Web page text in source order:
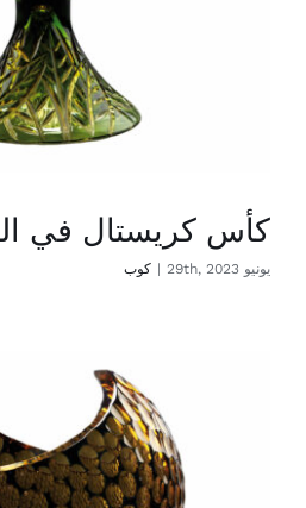
كأس كريستال في
يونيو 29th, 2023 | كوب